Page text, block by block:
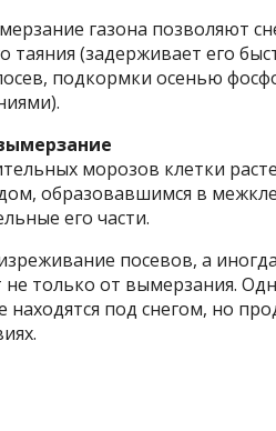
газона позволяют
таяния (задерживает его
подкормки осенью
морозов клетки
образовавшимся в
его части.
посевов, а
не только от вымерзания.
находятся под снегом, но